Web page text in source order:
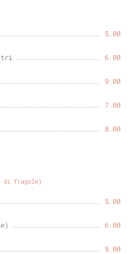
5.00
6.00
9.00
7.00
8.00
di fragole)
5.00
6.00
5.00